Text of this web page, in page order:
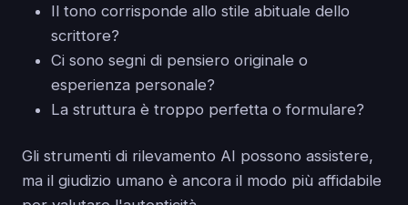
Il tono corrisponde allo stile abituale dello
scrittore?
Ci sono segni di pensiero originale o
esperienza personale?
La struttura è troppo perfetta o formulare?
Gli strumenti di rilevamento AI possono assistere,
ma il giudizio umano è ancora il modo più affidabile